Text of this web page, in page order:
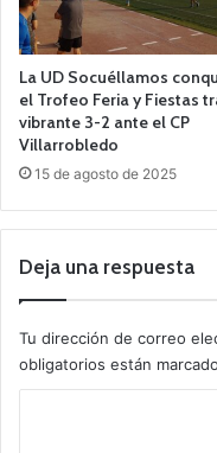
La UD Socuéllamos
el Trofeo Feria y Fiestas
vibrante 3-2 ante el CP
Villarrobledo
15 de agosto de 2025
Deja una respuesta
Tu dirección de correo
obligatorios están